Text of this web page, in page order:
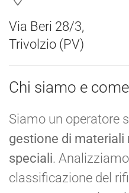
Via Beri 28/3,
Trivolzio (PV)
Chi siamo e
Siamo un operatore
gestione di
speciali.
classificazione del